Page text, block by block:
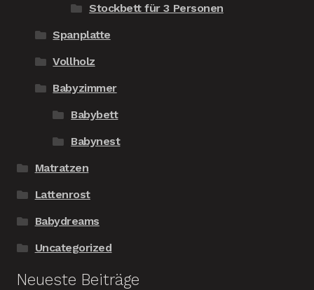
Stockbett für 3 Personen
Spanplatte
Vollholz
Babyzimmer
Babybett
Babynest
Matratzen
Lattenrost
Babydreams
Uncategorized
Neueste Beiträge